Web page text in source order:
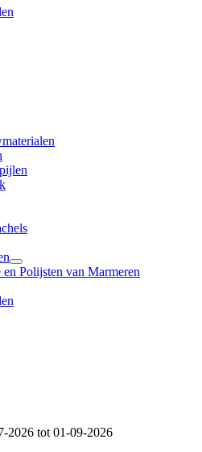
en Polijsten van Marmeren
2026 tot 01-09-2026